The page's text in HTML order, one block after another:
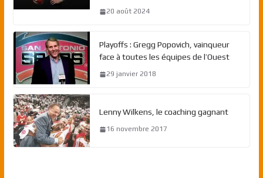
20 août 2024
Playoffs : Gregg Popovich, vainqueur
face à toutes les équipes de l’Ouest
29 janvier 2018
Lenny Wilkens, le coaching gagnant
16 novembre 2017